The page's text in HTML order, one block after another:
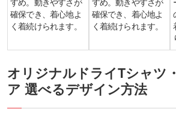
確保でき、着心地よ
く着続けられます。
確保でき、着心地よ
く着続けられます。
オリジナルドライTシャツ
ア 選べるデザイン方法